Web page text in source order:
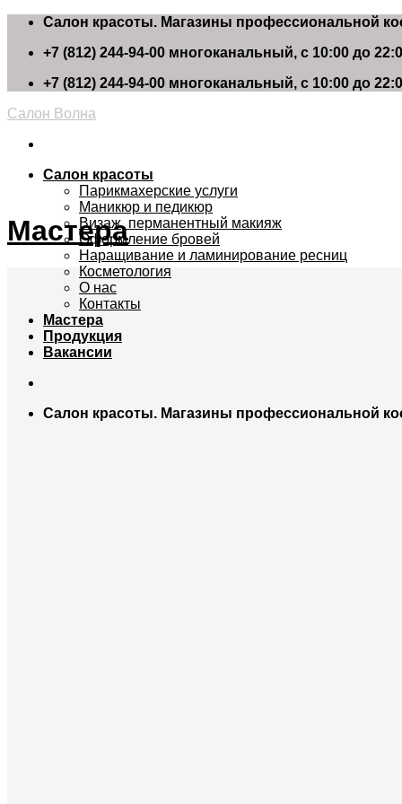
Skip
content
Салон красоты. Магазины профессиональной
+7 (812) 244-94-00 многоканальный, с 10:00 до
+7 (812) 244-94-00 многоканальный, с 10:00 до
Салон Волна
Салон красоты
Парикмахерские услуги
Маникюр и педикюр
Визаж, перманентный макияж
Оформление бровей
Наращивание и ламинирование ресниц
Косметология
О нас
Контакты
Мастера
Продукция
Вакансии
Салон красоты. Магазины профессиональной
Мастера